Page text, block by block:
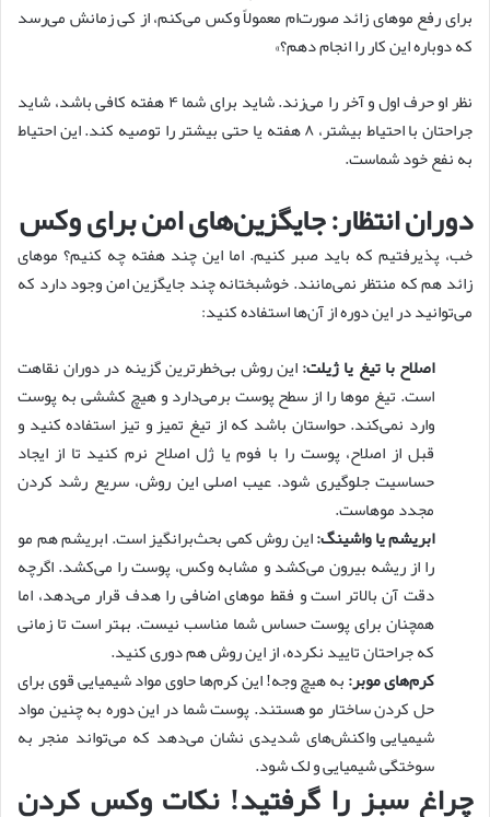
برای رفع موهای زائد صورت‌ام معمولاً وکس می‌کنم، از کی زمانش می‌رسد
که دوباره این کار را انجام دهم؟»
نظر او حرف اول و آخر را می‌زند. شاید برای شما ۴ هفته کافی باشد، شاید
جراحتان با احتیاط بیشتر، ۸ هفته یا حتی بیشتر را توصیه کند. این احتیاط
به نفع خود شماست.
دوران انتظار: جایگزین‌های امن برای وکس
خب، پذیرفتیم که باید صبر کنیم. اما این چند هفته چه کنیم؟ موهای
زائد هم که منتظر نمی‌مانند. خوشبختانه چند جایگزین امن وجود دارد که
می‌توانید در این دوره از آن‌ها استفاده کنید:
اصلاح با تیغ یا ژیلت:این روش بی‌خطرترین گزینه در دوران نقاهت
است. تیغ موها را از سطح پوست برمی‌دارد و هیچ کششی به پوست
وارد نمی‌کند. حواستان باشد که از تیغ تمیز و تیز استفاده کنید و
قبل از اصلاح، پوست را با فوم یا ژل اصلاح نرم کنید تا از ایجاد
حساسیت جلوگیری شود. عیب اصلی این روش، سریع رشد کردن
مجدد موهاست.
ابریشم یا واشینگ:این روش کمی بحث‌برانگیز است. ابریشم هم مو
را از ریشه بیرون می‌کشد و مشابه وکس، پوست را می‌کشد. اگرچه
دقت آن بالاتر است و فقط موهای اضافی را هدف قرار می‌دهد، اما
همچنان برای پوست حساس شما مناسب نیست. بهتر است تا زمانی
که جراحتان تایید نکرده، از این روش هم دوری کنید.
کرم‌های موبر:به هیچ وجه! این کرم‌ها حاوی مواد شیمیایی قوی برای
حل کردن ساختار مو هستند. پوست شما در این دوره به چنین مواد
شیمیایی واکنش‌های شدیدی نشان می‌دهد که می‌تواند منجر به
سوختگی شیمیایی و لک شود.
چراغ سبز را گرفتید! نکات وکس کردن